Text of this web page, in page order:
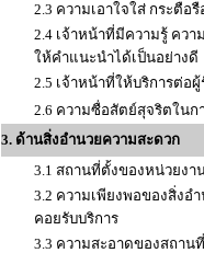
2.3 ความเอาใจใส่ กระตื
2.4 เจ้าหน้าที่มีความรู้ คว
ให้คำแนะนำได้เป็นอย่างดี
2.5 เจ้าหน้าที่ให้บริการต่อ
2.6 ความซื่อสัตย์สุจริตใน
3. ด้านสิ่งอำนวยความสะดวก
3.1 สถานที่ตั้งของหน่วยงา
3.2 ความเพียงพอของสิ่งอ
คอยรับบริการ
3.3 ความสะอาดของสถาน